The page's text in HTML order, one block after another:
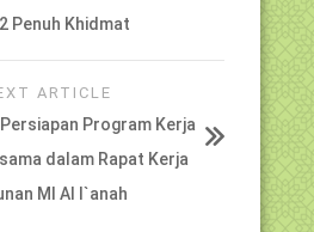
Penuh Khidmat
ARTICLE
Program Kerja
dalam Rapat Kerja
MI Al I`anah